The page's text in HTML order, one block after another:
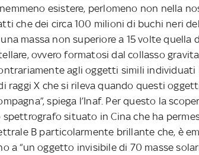
esistere, perlomeno non nella
che dei circa 100 milioni di buchi neri
massa non superiore a 15 volte quella
ovvero formatosi dal collasso
agli oggetti simili individuati
raggi X che si rileva quando questi
spiega l’Inaf. Per questo la
spettrografo situato in Cina che ha
B particolarmente brillante che, è
a “un oggetto invisibile di 70 masse